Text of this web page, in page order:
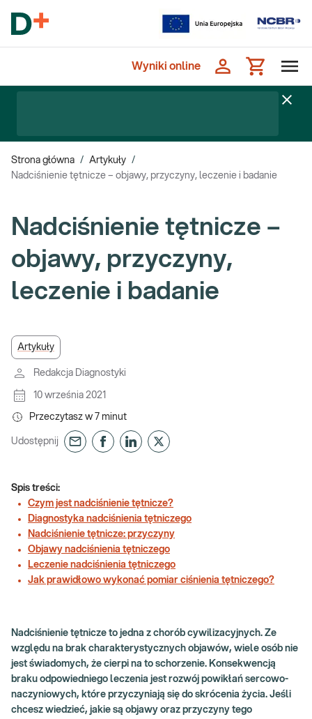
Wyniki online
Strona główna / Artykuły /
Nadciśnienie tętnicze – objawy, przyczyny, leczenie i badanie
Nadciśnienie tętnicze –
objawy, przyczyny,
leczenie i badanie
Artykuły
Redakcja Diagnostyki
10 września 2021
Przeczytasz w 7 minut
Udostępnij
Spis treści:
Czym jest nadciśnienie tętnicze?
Diagnostyka nadciśnienia tętniczego
Nadciśnienie tętnicze: przyczyny
Objawy nadciśnienia tętniczego
Leczenie nadciśnienia tętniczego
Jak prawidłowo wykonać pomiar ciśnienia tętniczego?
Nadciśnienie tętnicze to jedna z chorób cywilizacyjnych. Ze
względu na brak charakterystycznych objawów, wiele osób nie
jest świadomych, że cierpi na to schorzenie. Konsekwencją
braku odpowiedniego leczenia jest rozwój powikłań sercowo-
naczyniowych, które przyczyniają się do skrócenia życia. Jeśli
chcesz wiedzieć, jakie są objawy oraz przyczyny tego